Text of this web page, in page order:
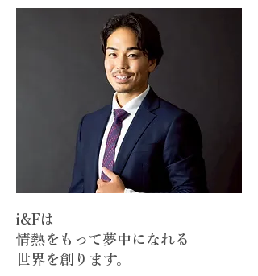
i&Fは
情熱をもって夢中になれる
世界を創ります。